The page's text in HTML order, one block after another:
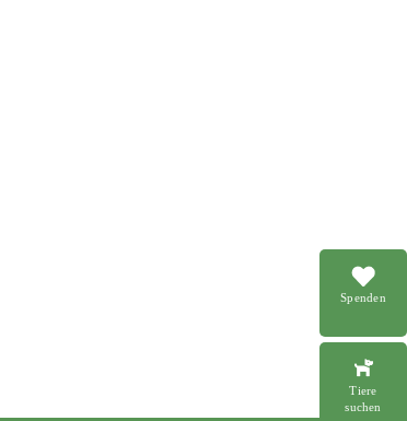
Spenden
Tiere
suchen